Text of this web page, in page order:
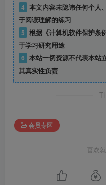
4 本文内容未隐讳任何个人
于阅读理解的练习
5 根据《计算机软件保护条
于学习研究用途
6 本站一切资源不代表本站
其真实性负责
会员专区
喜欢